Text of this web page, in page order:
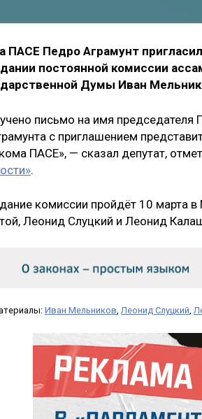
ПАСЕ Педро Аграмунт
постоянной комиссии
Думы Иван
письмо на имя
с приглашением
ПАСЕ», — сказал депутат,
.
комиссии пройдёт 10 марта
Леонид Слуцкий и Леонид
Иван Мельников, Леонид Слуцкий,